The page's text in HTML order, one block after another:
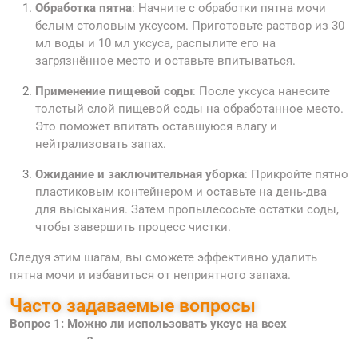
Обработка пятна: Начните с обработки пятна мочи
белым столовым уксусом. Приготовьте раствор из 30
мл воды и 10 мл уксуса, распылите его на
загрязнённое место и оставьте впитываться.
Применение пищевой соды: После уксуса нанесите
толстый слой пищевой соды на обработанное место.
Это поможет впитать оставшуюся влагу и
нейтрализовать запах.
Ожидание и заключительная уборка: Прикройте пятно
пластиковым контейнером и оставьте на день-два
для высыхания. Затем пропылесосьте остатки соды,
чтобы завершить процесс чистки.
Следуя этим шагам, вы сможете эффективно удалить
пятна мочи и избавиться от неприятного запаха.
Часто задаваемые вопросы
Вопрос 1: Можно ли использовать уксус на всех